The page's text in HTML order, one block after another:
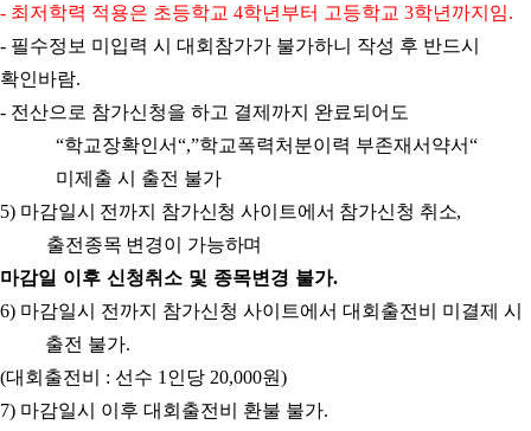
- 최저학력 적용은 초등학교 4학년부터 고등학교 3학년까지임.
- 필수정보 미입력 시 대회참가가 불가하니 작성 후 반드시
확인바람.
- 전산으로 참가신청을 하고 결제까지 완료되어도
“학교장확인서“,”학교폭력처분이력 부존재서약서“
미제출 시 출전 불가
5) 마감일시 전까지 참가신청 사이트에서 참가신청 취소,
출전종목 변경이 가능하며
마감일 이후 신청취소 및 종목변경 불가.
6) 마감일시 전까지 참가신청 사이트에서 대회출전비 미결제 시
출전 불가.
(대회출전비 : 선수 1 인당 20,000원)
7) 마감일시 이후 대회출전비 환불 불가.